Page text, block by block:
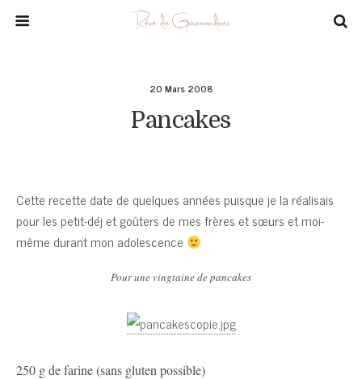
20 Mars 2008
Pancakes
Cette recette date de quelques années puisque je la réalisais
pour les petit-déj et goûters de mes frères et sœurs et moi-
même durant mon adolescence
Pour une vingtaine de pancakes
250 g de farine (sans gluten possible)